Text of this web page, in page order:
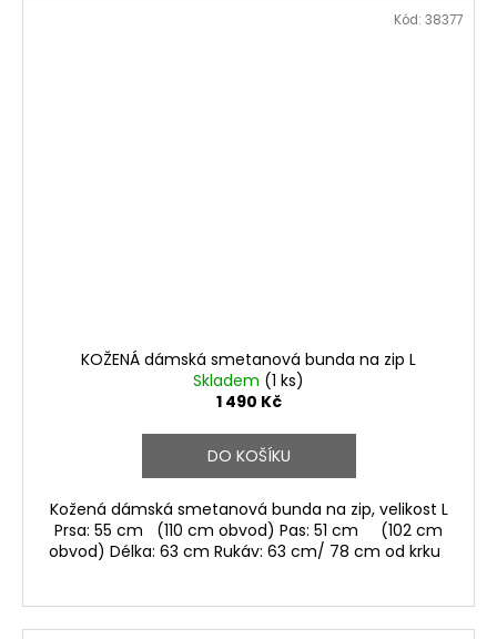
KOŽENÁ dámská smetanová bunda na zip L
Skladem (1 ks)
1 490 Kč
DO KOŠÍKU
Kožená dámská smetanová bunda na zip, velikost L
Prsa: 55 cm (110 cm obvod) Pas: 51 cm (102 cm
obvod) Délka: 63 cm Rukáv: 63 cm/ 78 cm od krku
Kód: 38377